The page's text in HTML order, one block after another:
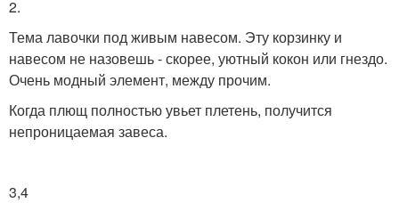
2.
Тема лавочки под живым навесом. Эту корзинку и
навесом не назовешь - скорее, уютный кокон или гнездо.
Очень модный элемент, между прочим.
Когда плющ полностью увьет плетень, получится
непроницаемая завеса.
3,4